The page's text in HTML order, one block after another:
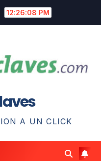
12:26:09 PM
A UN CLICK